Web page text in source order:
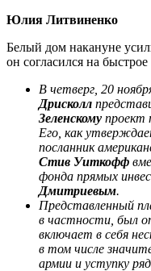
Юлия Литвиненко
Белый дом накануне
он согласился на
В четверг, 20
Дрисколл
Зеленскому проект
Его, как
посланник
Стив Уиткофф
фонда прямых
Дмитриевым.
Представленный
в частности, был
включает в себя
в том числе
армии и уступку